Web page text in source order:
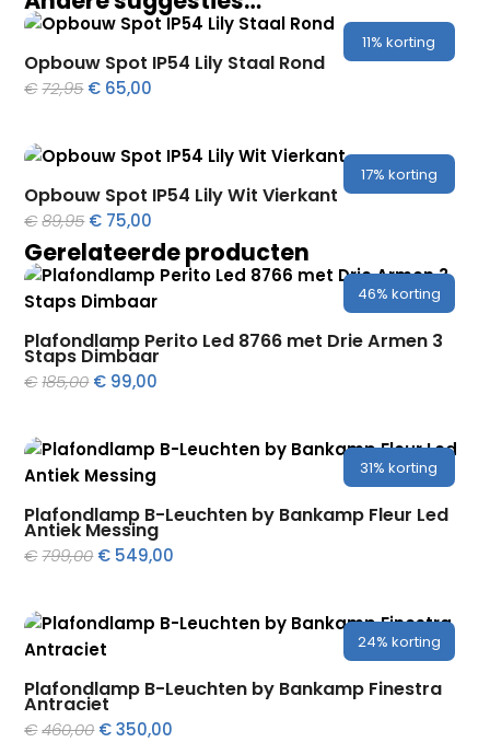
11% korting
Opbouw Spot IP54 Lily Staal Rond
€72,95 Oorspronkelijke
€72,95.
€ 65,00
€65,00.
17% korting
Opbouw Spot IP54 Lily Wit Vierkant
€89,95 Oorspronkelijke
prijs
was:
€89,95.
€ 75,00
prijs
is:
€75,00.
Gerelateerde producten
46% korting
Plafondlamp Perito Led 8766 met Drie Armen 3
Staps Dimbaar
€185,00 Oorspronkelijke
€185,00.
€ 99,00
€99,00.
31% korting
Plafondlamp B-Leuchten by Bankamp Fleur Led
Antiek Messing
€799,00 Oorspronkelijke
€799,00.
€ 549,00
€549,00.
24% korting
Plafondlamp B-Leuchten by Bankamp Finestra
Antraciet
€460,00 Oorspronkelijke
€ 350,00